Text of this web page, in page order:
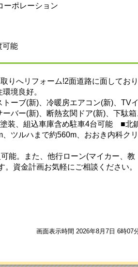
ーポレーション
可能
りへリフォーム!2面道路に面しており
境良好。
ーブ(新)、冷暖房エアコン(新)、TV
バー(新)、断熱玄関ドア(新)、下駄箱
装、組込車庫含め駐車4台可能 ■北
ツルハまで約560m、おおき内科ク
能。また、他行ローン(マイカー、教
資金計画お気軽にご相談ください。
画面表示時間 2026年8月7日 6時07